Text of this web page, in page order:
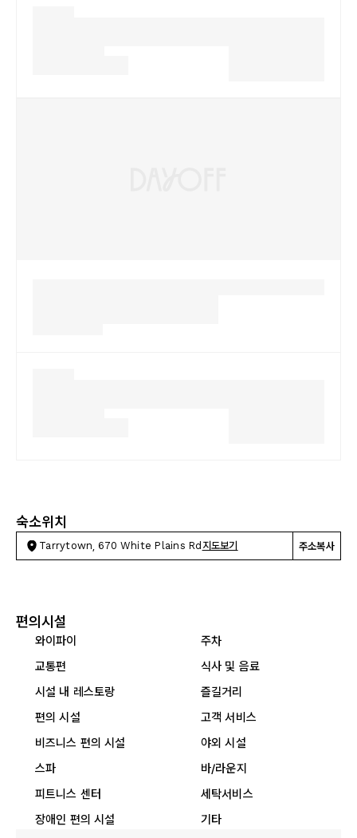
숙소위치
Tarrytown, 670 White Plains Rd 지도보기 주소복사
편의시설
와이파이
주차
교통편
식사 및 음료
시설 내 레스토랑
즐길거리
편의 시설
고객 서비스
비즈니스 편의 시설
야외 시설
스파
바/라운지
피트니스 센터
세탁서비스
장애인 편의 시설
기타